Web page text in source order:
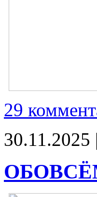
29
30.11.2025